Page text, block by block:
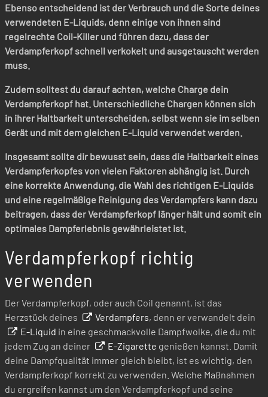
Ebenso entscheidend ist der Verbrauch und die Sorte deines
verwendeten E-Liquids, denn einige von ihnen sind
regelrechte Coil-Killer und führen dazu, dass der
Verdampferkopf schnell verkokelt und ausgetauscht werden
muss.
Zudem solltest du darauf achten, welche Charge dein
Verdampferkopf hat. Unterschiedliche Chargen können sich
in ihrer Haltbarkeit unterscheiden, selbst wenn sie im selben
Gerät und mit dem gleichen E-Liquid verwendet werden.
Insgesamt sollte dir bewusst sein, dass die Haltbarkeit eines
Verdampferkopfes von vielen Faktoren abhängig ist. Durch
eine korrekte Anwendung, die Wahl des richtigen E-Liquids
und eine regelmäßige Reinigung des Verdampfers kann dazu
beitragen, dass der Verdampferkopf länger hält und somit ein
optimales Dampferlebnis gewährleistet ist.
Verdampferkopf richtig
verwenden
Der Verdampferkopf, oder auch Coil genannt, ist das
Herzstück deines
Verdampfers, denn er verwandelt dein
E-Liquid in eine geschmackvolle Dampfwolke, die du mit
jedem Zug an deiner
E-Zigarette genießen kannst. Damit
deine Dampfqualität immer gleich bleibt, ist es wichtig, den
Verdampferkopf korrekt zu verwenden. Welche Maßnahmen
du ergreifen kannst um den Verdampferkopf und seine